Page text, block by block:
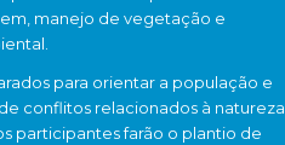
manejo de vegetação e
para orientar a população e
conflitos relacionados à natureza.
participantes farão o plantio de